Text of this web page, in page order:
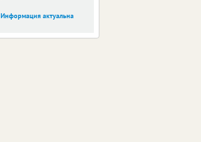
Информация актуальна